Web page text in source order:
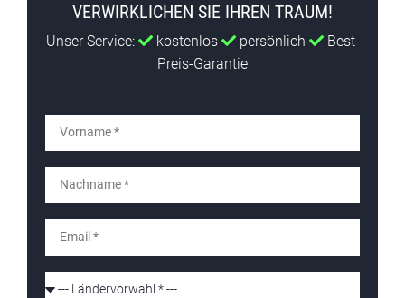
VERWIRKLICHEN SIE IHREN TRAUM!
Unser Service: kostenlos persönlich
Best-
Preis-Garantie